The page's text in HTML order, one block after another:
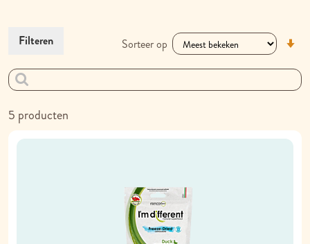
5 producten
Sorteer op
Filteren